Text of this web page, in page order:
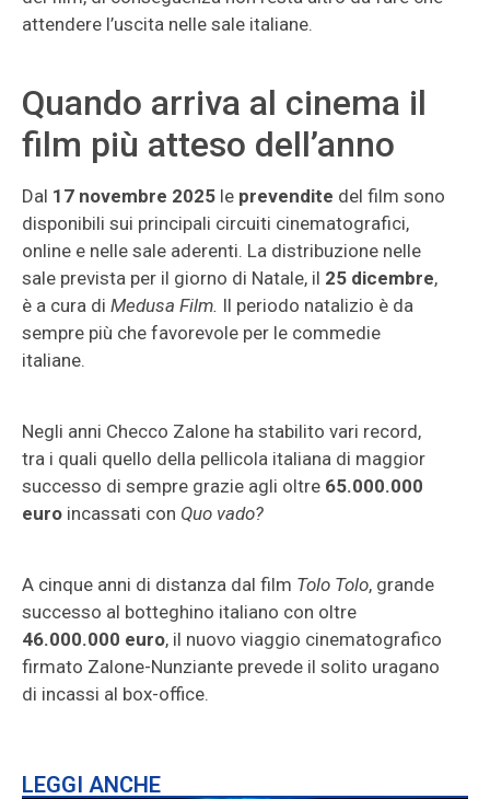
attendere l’uscita nelle sale italiane.
Quando arriva al cinema il
film più atteso dell’anno
Dal 17 novembre 2025 le prevendite del film sono
disponibili sui principali circuiti cinematografici,
online e nelle sale aderenti. La distribuzione nelle
sale prevista per il giorno di Natale, il 25 dicembre,
è a cura di Medusa Film. Il periodo natalizio è da
sempre più che favorevole per le commedie
italiane.
Negli anni Checco Zalone ha stabilito vari record,
tra i quali quello della pellicola italiana di maggior
successo di sempre grazie agli oltre 65.000.000
euro incassati con Quo vado?
A cinque anni di distanza dal film Tolo Tolo, grande
successo al botteghino italiano con oltre
46.000.000 euro, il nuovo viaggio cinematografico
firmato Zalone-Nunziante prevede il solito uragano
di incassi al box-office.
LEGGI ANCHE